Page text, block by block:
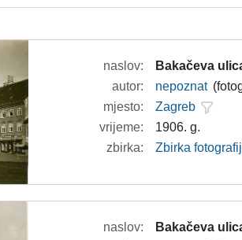
naslov:
Bakačeva
autor:
nepoznat
mjesto:
Zagreb
vrijeme:
1906. g.
zbirka:
Zbirka
naslov:
Bakačeva